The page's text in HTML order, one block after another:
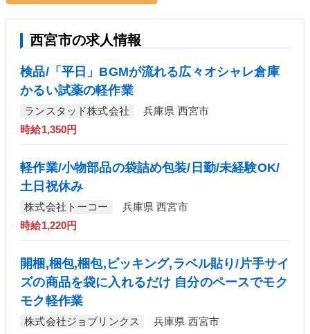
西宮市の求人情報
検品/「平日」BGMが流れる広々オシャレ倉庫
かるい試薬の軽作業
ランスタッド株式会社
兵庫県 西宮市
時給1,350円
軽作業/小物部品の袋詰め包装/日勤/未経験OK/
土日祝休み
株式会社トーコー
兵庫県 西宮市
時給1,220円
開梱,梱包,梱包,ピッキング,ラベル貼り/片手サイ
ズの商品を袋に入れるだけ 自分のペースでモク
モク軽作業
株式会社ジョブリンクス 兵庫県 西宮市